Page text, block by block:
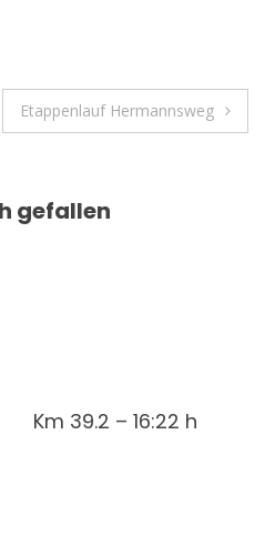
Etappenlauf Hermannsweg
gefallen
Km 39.2 – 16:22 h